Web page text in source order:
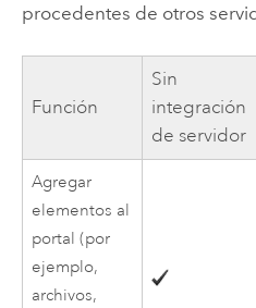
procedentes de otros
Función
Sin
integración
de servidor
Agregar
elementos al
portal (por
ejemplo,
archivos,